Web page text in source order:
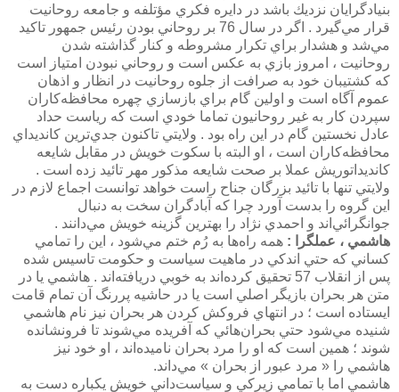
بنيادگرايان نزديك باشد در دايره فكري مؤتلفه و جامعه روحانيت
قرار مي‌گيرد . اگر در سال 76 بر روحاني بودن رئيس جمهور تاكيد
مي‌شد و هشدار براي تكرار مشروطه و كنار گذاشته شدن
روحانيت ، امروز بازي به عكس است و روحاني نبودن امتياز است
كه كشتيبان خود به صرافت از جلوه روحانيت در انظار و اذهان
عموم آگاه است و اولين گام براي بازسازي چهره محافظه‌كاران
سپردن كار به غير روحانيون تماما خودي است كه رياست حداد
عادل نخستين گام در اين راه بود . ولايتي تاكنون جدي‌ترين كانديداي
محافظه‌كاران است ، او البته با سكوت خويش در مقابل شايعه
كانديداتوريش عملا بر صحت شايعه مذكور مهر تائيد زده است .
ولايتي تنها با تائيد بزرگان جناح راست خواهد توانست اجماع لازم در
اين گروه را بدست آورد چرا كه آبادگران سخت به دنبال
جوانگرائي‌اند و احمدي نژاد را بهترين گزينه خويش مي‌دانند .
هاشمي ،‌ عملگرا : همه راه‌ها به رُم ختم مي‌شود ، اين را تمامي
كساني كه حتي اندكي در ماهيت سياست و حكومت تاسيس شده
پس از انقلاب 57 تحقيق كرده‌اند به خوبي دريافته‌اند . هاشمي يا در
متن هر بحران بازيگر اصلي است يا در حاشيه پررنگ آن تمام قامت
ايستاده است ؛ در انتهاي فروكش كردن هر بحران نيز نام هاشمي
شنيده مي‌شود حتي بحران‌هائي كه آفريده مي‌شوند تا فرونشانده
شوند ؛ همين است كه او را مرد بحران ناميده‌اند ، او خود نيز
هاشمي را « مرد عبور از بحران » مي‌داند.
هاشمي اما با تمامي زيركي و سياست‌داني خويش يكباره دست به